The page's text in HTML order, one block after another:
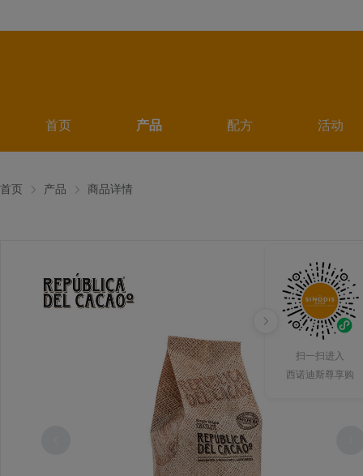
首页 产品 配方 活动
扫一扫进入
西诺迪斯尊享购
首页 产品 商品详情